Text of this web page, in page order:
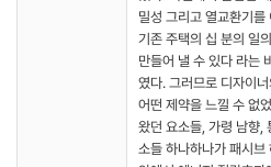
밀성 그리고 열교환기를
기존 주택의 십 분의 일
만들어 낼 수 있다 라는
였다. 그러므로 디자이
어떤 제약을 느낄 수 없
왔던 요소들, 가령 남향,
소들 하나하나가 패시브